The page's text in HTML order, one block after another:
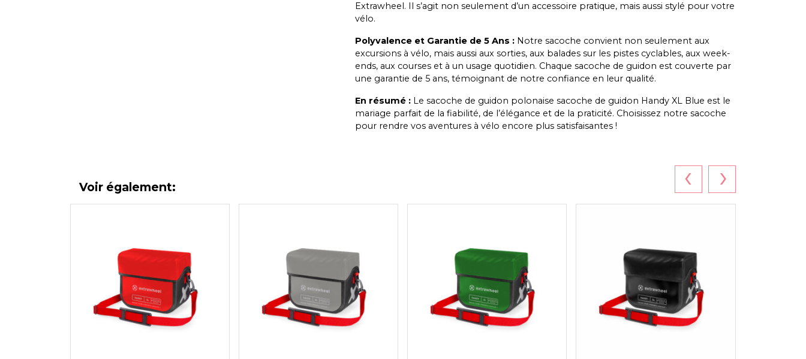
Extrawheel. Il s’agit non seulement d’un accessoire pratique, mais aussi stylé pour votre
vélo.
Polyvalence et Garantie de 5 Ans : Notre sacoche convient non seulement aux
excursions à vélo, mais aussi aux sorties, aux balades sur les pistes cyclables, aux week-
ends, aux courses et à un usage quotidien. Chaque sacoche de guidon est couverte par
une garantie de 5 ans, témoignant de notre confiance en leur qualité.
En résumé : Le sacoche de guidon polonaise sacoche de guidon Handy XL Blue est le
mariage parfait de la fiabilité, de l’élégance et de la praticité. Choisissez notre sacoche
pour rendre vos aventures à vélo encore plus satisfaisantes !
Voir également: ‹ ›